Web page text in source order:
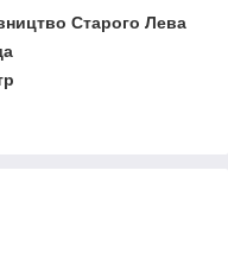
Старого Лева